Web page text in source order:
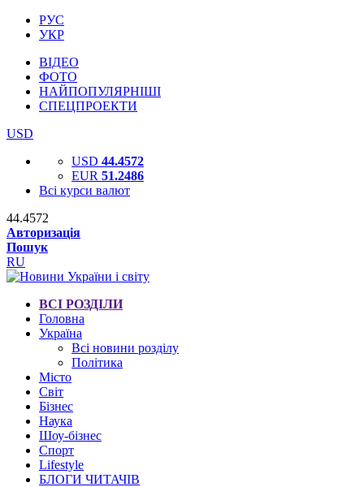
РУС
УКР
ВІДЕО
ФОТО
НАЙПОПУЛЯРНІШІ
СПЕЦПРОЕКТИ
USD
USD 44.4572
EUR 51.2486
Всі курси валют
44.4572
Авторизація
Пошук
RU
ВСІ РОЗДІЛИ
Головна
Україна
Всі новини розділу
Політика
Місто
Світ
Бізнес
Наука
Шоу-бізнес
Спорт
Lifestyle
БЛОГИ ЧИТАЧІВ